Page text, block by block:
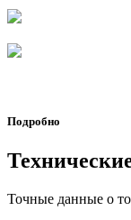
Подробно
Точные данные о